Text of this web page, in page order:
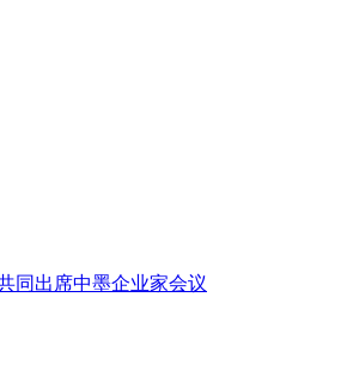
同出席中墨企业家会议